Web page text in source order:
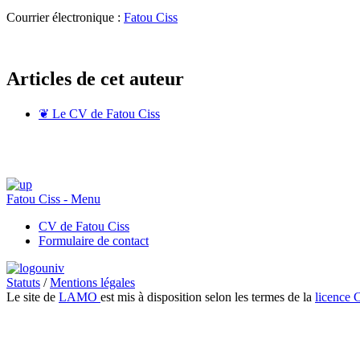
Courrier électronique : Fatou Ciss
Articles de cet auteur
❦ Le CV de Fatou Ciss
Fatou Ciss - Menu
CV de Fatou Ciss
Formulaire de contact
Statuts /Mentions légales
Le site de LAMO est mis à disposition selon les termes de la licence